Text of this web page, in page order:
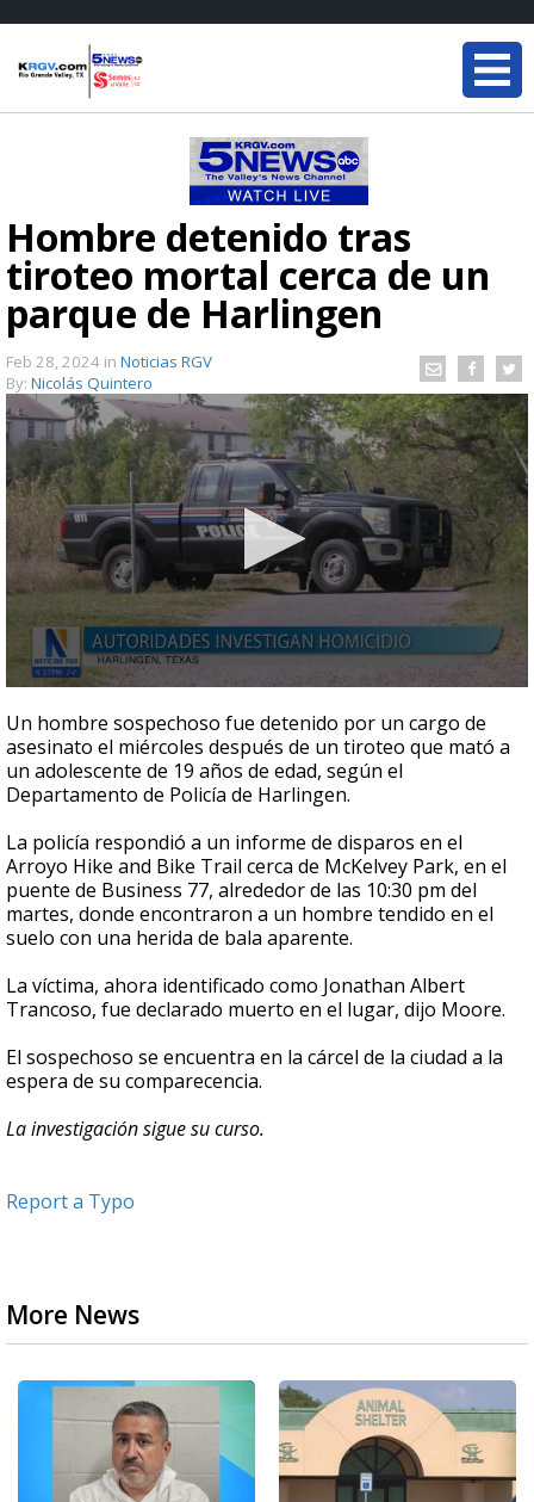
Hombre detenido tras
tiroteo mortal cerca de un
parque de Harlingen
Feb 28, 2024 in Noticias RGV
By: Nicolás Quintero
seconds
of
28
seconds
Un hombre sospechoso fue detenido por un cargo de
asesinato el miércoles después de un tiroteo que mató a
un adolescente de 19 años de edad, según el
Departamento de Policía de Harlingen.
La policía respondió a un informe de disparos en el
Arroyo Hike and Bike Trail cerca de McKelvey Park, en el
puente de Business 77, alrededor de las 10:30 pm del
martes, donde encontraron a un hombre tendido en el
suelo con una herida de bala aparente.
La víctima, ahora identificado como Jonathan Albert
Trancoso, fue declarado muerto en el lugar, dijo Moore.
El sospechoso se encuentra en la cárcel de la ciudad a la
espera de su comparecencia.
La investigación sigue su curso.
Report a Typo
More News